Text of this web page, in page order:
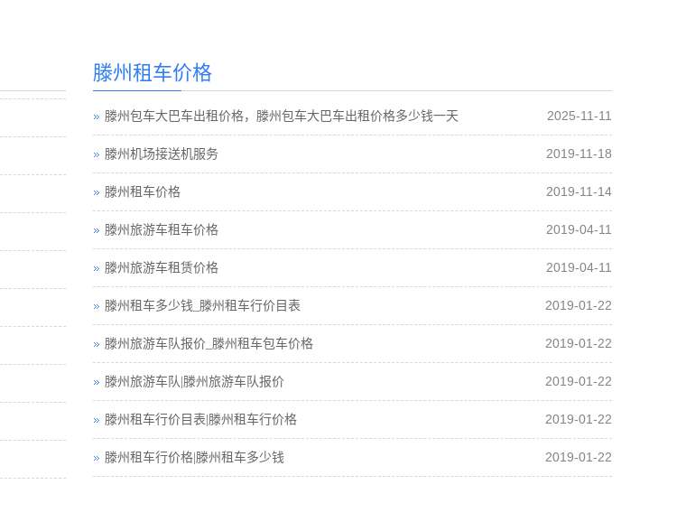
滕州租车价格
2025-11-11
滕州包车大巴车出租价格，滕州包车大巴车出租价格多少钱一天
2019-11-18
滕州机场接送机服务
2019-11-14
滕州租车价格
2019-04-11
滕州旅游车租车价格
2019-04-11
滕州旅游车租赁价格
2019-01-22
滕州租车多少钱_滕州租车行价目表
2019-01-22
滕州旅游车队报价_滕州租车包车价格
2019-01-22
滕州旅游车队|滕州旅游车队报价
2019-01-22
滕州租车行价目表|滕州租车行价格
2019-01-22
滕州租车行价格|滕州租车多少钱